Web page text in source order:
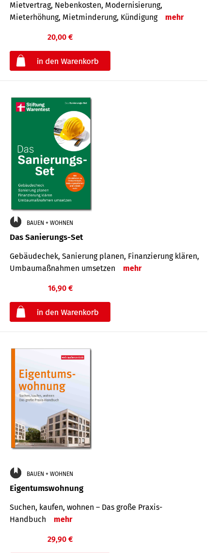
Mietvertrag, Nebenkosten, Modernisierung,
Mieterhöhung, Mietminderung, Kündigung
mehr
20,00 €
BAUEN + WOHNEN
Das Sanierungs-Set
Gebäudechek, Sanierung planen, Finanzierung klären,
Umbaumaßnahmen umsetzen
mehr
16,90 €
BAUEN + WOHNEN
Eigentumswohnung
Suchen, kaufen, wohnen – Das große Praxis-
Handbuch
mehr
29,90 €